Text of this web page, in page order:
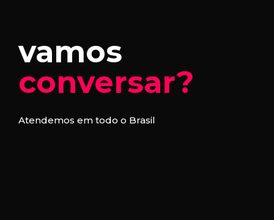
vamos
conversar?
Atendemos em todo o Brasil